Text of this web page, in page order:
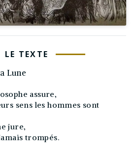
LE TEXTE
Lune
assure,
sens les hommes sont
jure,
trompés.